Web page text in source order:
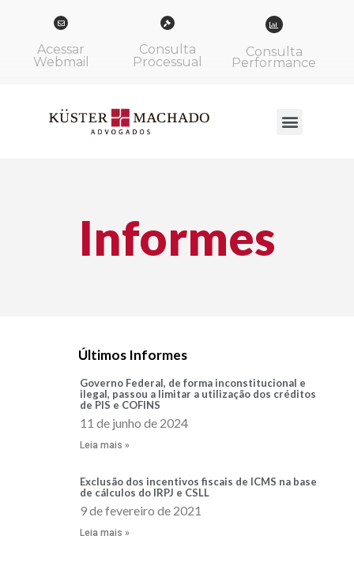
Acessar
Webmail
Consulta
Processual
Consulta
Performance
Informes
Últimos Informes
Governo Federal, de forma inconstitucional e
ilegal, passou a limitar a utilização dos créditos
de PIS e COFINS
11 de junho de 2024
Leia mais »
Exclusão dos incentivos fiscais de ICMS na base
de cálculos do IRPJ e CSLL
9 de fevereiro de 2021
Leia mais »